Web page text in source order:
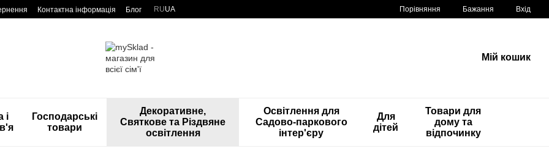
Контактна інформація Блог RUUA Порівняння Бажання Вхід
Мій кошик
і
Господарські
товари
Декоративне,
Святкове та Різдвяне
освітлення
Освітлення для
Садово-паркового
інтер'єру
Для
дітей
Товари для
дому та
відпочинку